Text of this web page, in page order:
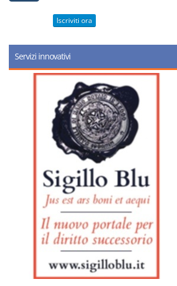
Iscriviti ora
Servizi innovativi